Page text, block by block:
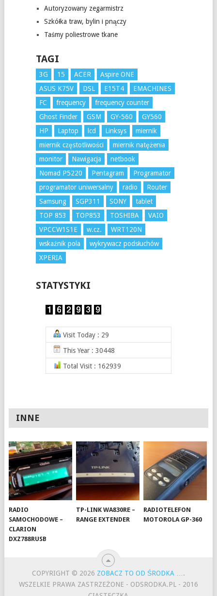
Autoryzowany zegarmistrz
Szkółka traw, bylin i pnączy
Taśmy poliestrowe tkane
TAGI
3G 15 ACER
Aspire ONE
ASUS K75V
DSL E15T4
EMACHINES
FC
frequency
frequency counter
Ghost Finder
GSM GY-560
GY560
HP
Laptop lcd Linksys
miernik
miernik częstotliwości
miernik natężenia
monitor
Nawigacja
netbook
Nomad P5220
Pentagram
Programator
programator uniwersalny
radio
Router
Samsung
SGP311 SONY
tablet
TOP 853
TOP853 TOSHIBA
VAIO
VPCCW1S1E
w.cz.
WRT120N
wskaźnik pola
wykrywacz podsłuchów
XPERIA
STATYSTYKI
Visit Today : 29
This Year : 30448
Total Visit : 162939
INNE
RADIO
SAMOCHODOWE –
CLARION
DXZ788RUSB
TP-LINK WA830RE –
RANGE EXTENDER
RADIOTELEFON
MOTOROLA GP-360
COPYRIGHT © 2026 ZOBACZ TO OD ŚRODKA ….
WSZELKIE PRAWA ZASTRZEŻONE - ODSRODKA.PL - 2016